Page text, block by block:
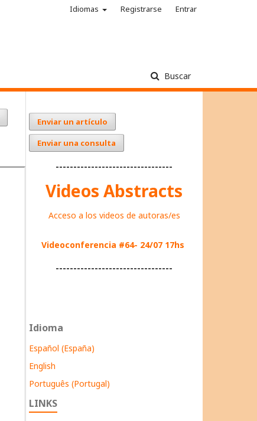
Buscar
Idiomas Registrarse Entrar
Enviar un artículo
Enviar una consulta
---------------------------------
Videos Abstracts
Acceso a los videos de autoras/es
Videoconferencia #64- 24/07 17hs
---------------------------------
Idioma
Español (España)
English
Português (Portugal)
LINKS